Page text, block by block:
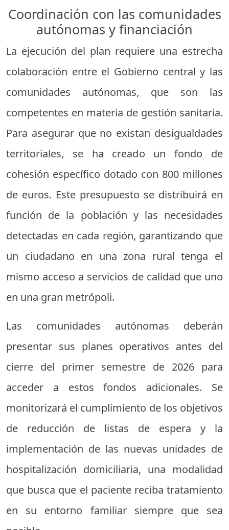
Coordinación con las comunidades
autónomas y financiación
La ejecución del plan requiere una estrecha
colaboración entre el Gobierno central y las
comunidades autónomas, que son las
competentes en materia de gestión sanitaria.
Para asegurar que no existan desigualdades
territoriales, se ha creado un fondo de
cohesión específico dotado con 800 millones
de euros. Este presupuesto se distribuirá en
función de la población y las necesidades
detectadas en cada región, garantizando que
un ciudadano en una zona rural tenga el
mismo acceso a servicios de calidad que uno
en una gran metrópoli.
Las comunidades autónomas deberán
presentar sus planes operativos antes del
cierre del primer semestre de 2026 para
acceder a estos fondos adicionales. Se
monitorizará el cumplimiento de los objetivos
de reducción de listas de espera y la
implementación de las nuevas unidades de
hospitalización domiciliaria, una modalidad
que busca que el paciente reciba tratamiento
en su entorno familiar siempre que sea